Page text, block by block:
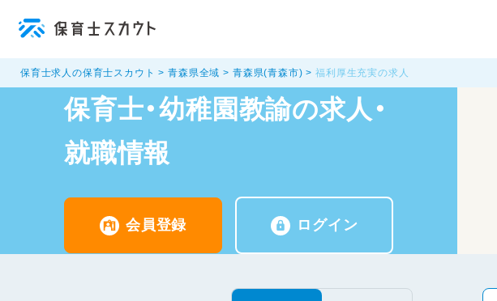
保育士求人の保育士スカウト 青森県全域 青森県(青森市) 福利厚生充実の求人
保育士・幼稚園教諭の求人・
就職情報
会員登録 ログイン